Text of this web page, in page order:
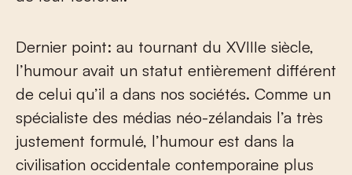
Dernier point: au tournant du XVIIIe siècle,
l’humour avait un statut entièrement différent
de celui qu’il a dans nos sociétés. Comme un
spécialiste des médias néo-zélandais l’a très
justement formulé, l’humour est dans la
civilisation occidentale contemporaine plus